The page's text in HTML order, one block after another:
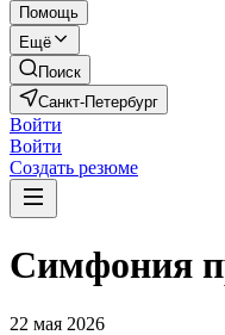
Помощь
Ещё
Поиск
Санкт-Петербург
Войти
Войти
Создать резюме
Симфония
22 мая 2026